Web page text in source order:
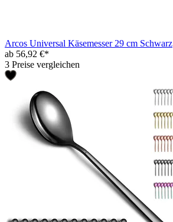
Arcos Universal Käsemesser 29 cm Schwarz
ab 56,92 €*
3 Preise vergleichen